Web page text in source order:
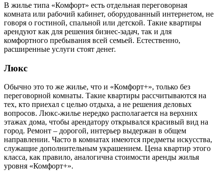
В жилье типа «Комфорт» есть отдельная переговорная
комната или рабочий кабинет, оборудованный интернетом, не
говоря о гостиной, спальной или детской. Такие квартиры
арендуют как для решения бизнес-задач, так и для
комфортного пребывания всей семьей. Естественно,
расширенные услуги стоят денег.
Люкс
Обычно это то же жилье, что и «Комфорт+», только без
переговорной комнаты. Такие квартиры рассчитываются на
тех, кто приехал с целью отдыха, а не решения деловых
вопросов. Люкс-жилье нередко располагается на верхних
этажах дома, чтобы арендатору открывался красивый вид на
город. Ремонт – дорогой, интерьер выдержан в общем
направлении. Часто в комнатах имеются предметы искусства,
служащие дополнительным украшением. Цена квартир этого
класса, как правило, аналогична стоимости аренды жилья
уровня «Комфорт+».